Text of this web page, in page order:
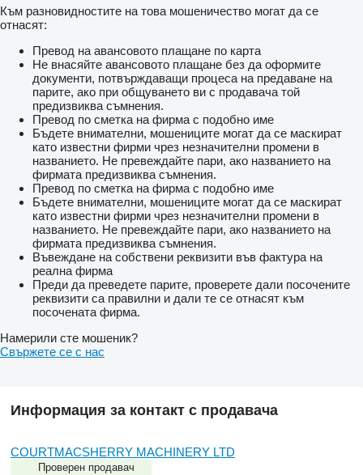
Към разновидностите на това мошеничество могат да се
отнасят:
Превод на авансовото плащане по карта
Не внасяйте авансовото плащане без да оформите
документи, потвърждаващи процеса на предаване на
парите, ако при общуването ви с продавача той
предизвиква съмнения.
Превод по сметка на фирма с подобно име
Бъдете внимателни, мошениците могат да се маскират
като известни фирми чрез незначителни промени в
названието. Не превеждайте пари, ако названието на
фирмата предизвиква съмнения.
Превод по сметка на фирма с подобно име
Бъдете внимателни, мошениците могат да се маскират
като известни фирми чрез незначителни промени в
названието. Не превеждайте пари, ако названието на
фирмата предизвиква съмнения.
Въвеждане на собствени реквизити във фактура на
реална фирма
Преди да преведете парите, проверете дали посочените
реквизити са правилни и дали те се отнасят към
посочената фирма.
Намерили сте мошеник?
Свържете се с нас
Информация за контакт с продавача
COURTMACSHERRY MACHINERY LTD
Проверен продавач